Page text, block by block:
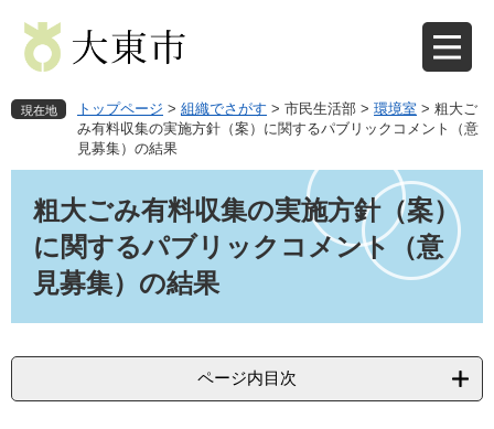
先
す
を
し
現在地 トップページ > 組織でさがす > 市民生活部 > 環境室 > 粗大ご
み有料収集の実施方針（案）に関するパブリックコメント（意
見募集）の結果
粗大ごみ有料収集の実施方針（案）
に関するパブリックコメント（意
見募集）の結果
ページ内目次